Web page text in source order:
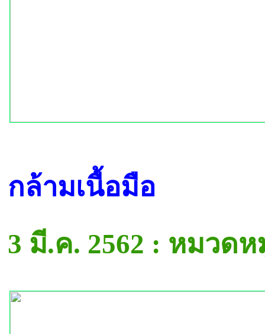
กล้ามเนื้อมือ
3 มี.ค. 2562 : หมวด